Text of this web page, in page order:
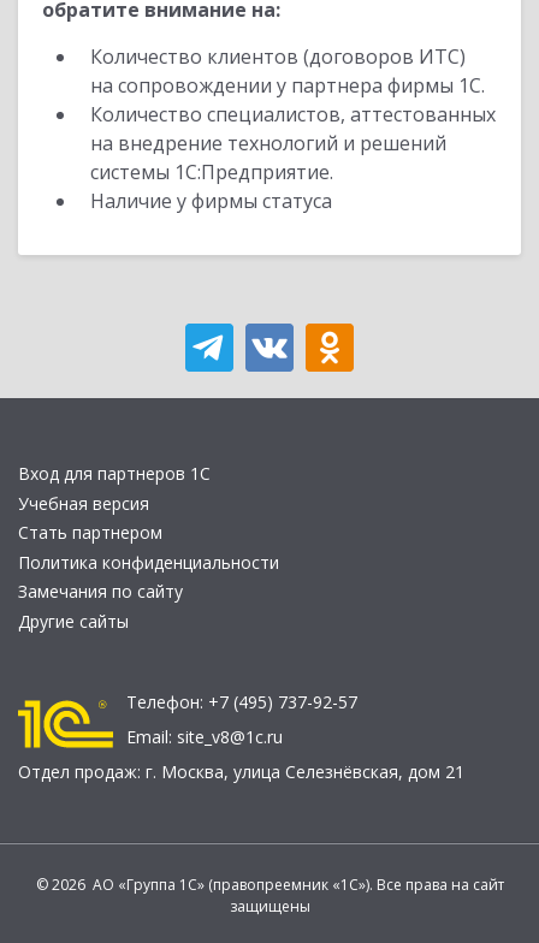
обратите внимание на:
Количество клиентов (договоров ИТС)
на сопровождении у партнера фирмы 1С.
Количество специалистов, аттестованных
на внедрение технологий и решений
системы 1С:Предприятие.
Наличие у фирмы статуса
Вход для партнеров 1С
Учебная версия
Стать партнером
Политика конфиденциальности
Замечания по сайту
Другие сайты
Телефон: +7 (495) 737-92-57
Email: site_v8@1c.ru
Отдел продаж: г. Москва, улица Селезнёвская, дом 21
© 2026 АО «Группа 1С» (правопреемник «1С»). Все права на сайт
защищены